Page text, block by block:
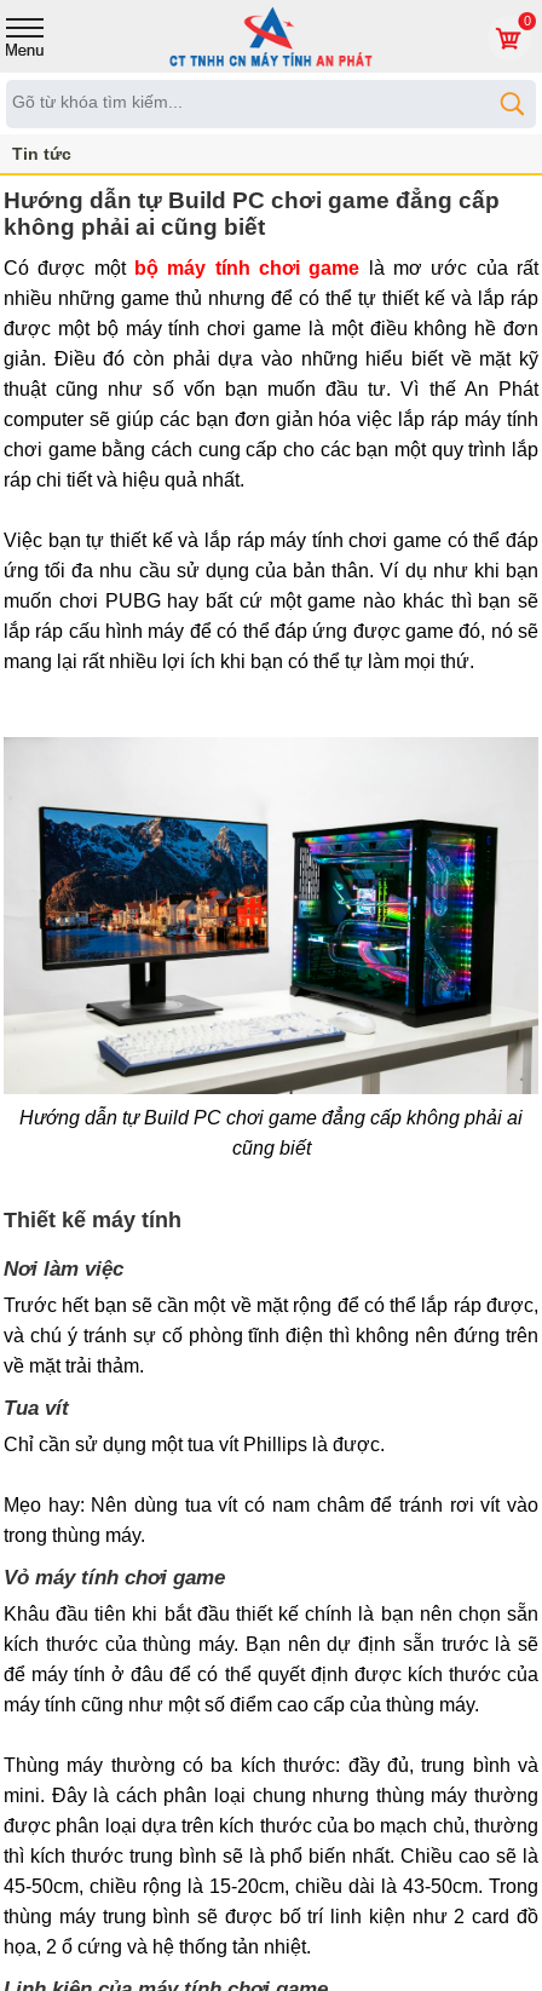
0
Tin tức
Hướng dẫn tự Build PC chơi game đẳng cấp
không phải ai cũng biết
Có được một bộ máy tính chơi game là mơ ước của rất
nhiều những game thủ nhưng để có thể tự thiết kế và lắp ráp
được một bộ máy tính chơi game là một điều không hề đơn
giản. Điều đó còn phải dựa vào những hiểu biết về mặt kỹ
thuật cũng như số vốn bạn muốn đầu tư. Vì thế An Phát
computer sẽ giúp các bạn đơn giản hóa việc lắp ráp máy tính
chơi game bằng cách cung cấp cho các bạn một quy trình lắp
ráp chi tiết và hiệu quả nhất.
Việc bạn tự thiết kế và lắp ráp máy tính chơi game có thể đáp
ứng tối đa nhu cầu sử dụng của bản thân. Ví dụ như khi bạn
muốn chơi PUBG hay bất cứ một game nào khác thì bạn sẽ
lắp ráp cấu hình máy để có thể đáp ứng được game đó, nó sẽ
mang lại rất nhiều lợi ích khi bạn có thể tự làm mọi thứ.
Hướng dẫn tự Build PC chơi game đẳng cấp không phải ai
cũng biết
Thiết kế máy tính
Nơi làm việc
Trước hết bạn sẽ cần một về mặt rộng để có thể lắp ráp được,
và chú ý tránh sự cố phòng tĩnh điện thì không nên đứng trên
về mặt trải thảm.
Tua vít
Chỉ cần sử dụng một tua vít Phillips là được.
Mẹo hay: Nên dùng tua vít có nam châm để tránh rơi vít vào
trong thùng máy.
Vỏ máy tính chơi game
Khâu đầu tiên khi bắt đầu thiết kế chính là bạn nên chọn sẵn
kích thước của thùng máy. Bạn nên dự định sẵn trước là sẽ
để máy tính ở đâu để có thể quyết định được kích thước của
máy tính cũng như một số điểm cao cấp của thùng máy.
Thùng máy thường có ba kích thước: đầy đủ, trung bình và
mini. Đây là cách phân loại chung nhưng thùng máy thường
được phân loại dựa trên kích thước của bo mạch chủ, thường
thì kích thước trung bình sẽ là phổ biến nhất. Chiều cao sẽ là
45-50cm, chiều rộng là 15-20cm, chiều dài là 43-50cm. Trong
thùng máy trung bình sẽ được bố trí linh kiện như 2 card đồ
họa, 2 ổ cứng và hệ thống tản nhiệt.